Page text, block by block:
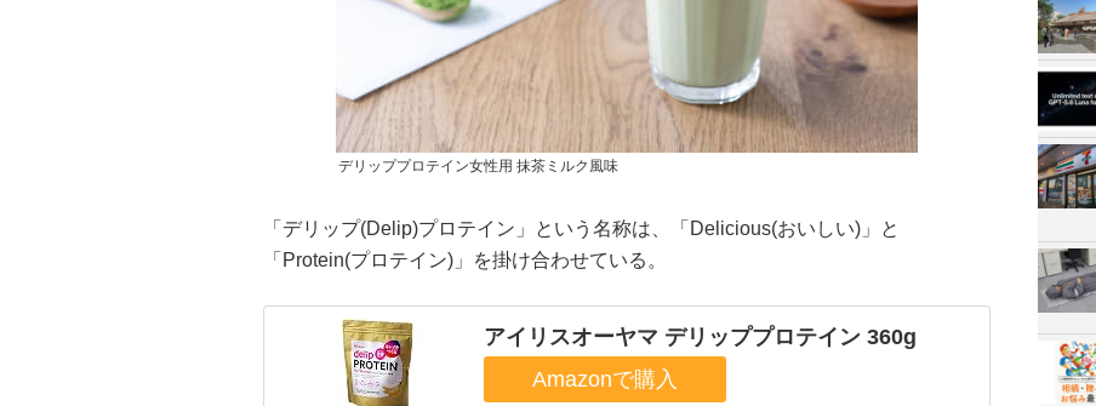
デリッププロテイン女性用 抹茶ミルク風味
「デリップ(Delip)プロテイン」という名称は、「Delicious(おいしい)」と
「Protein(プロテイン)」を掛け合わせている。
アイリスオーヤマ デリッププロテイン 360g